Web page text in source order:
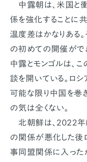
中露朝は、米国と
係を強化することに
温度差はかなりある
の初めての開催がで
中露とモンゴルは、
談を開いている。ロ
可能な限り中国を巻
の気は全くない。
北朝鮮は、2022年
の関係が悪化した後
事同盟関係に入った